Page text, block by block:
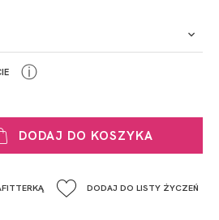
o.o. Spółka komandytowa
ⓘ
DODAJ DO KOSZYKA
DODAJ DO LISTY ŻYCZEŃ